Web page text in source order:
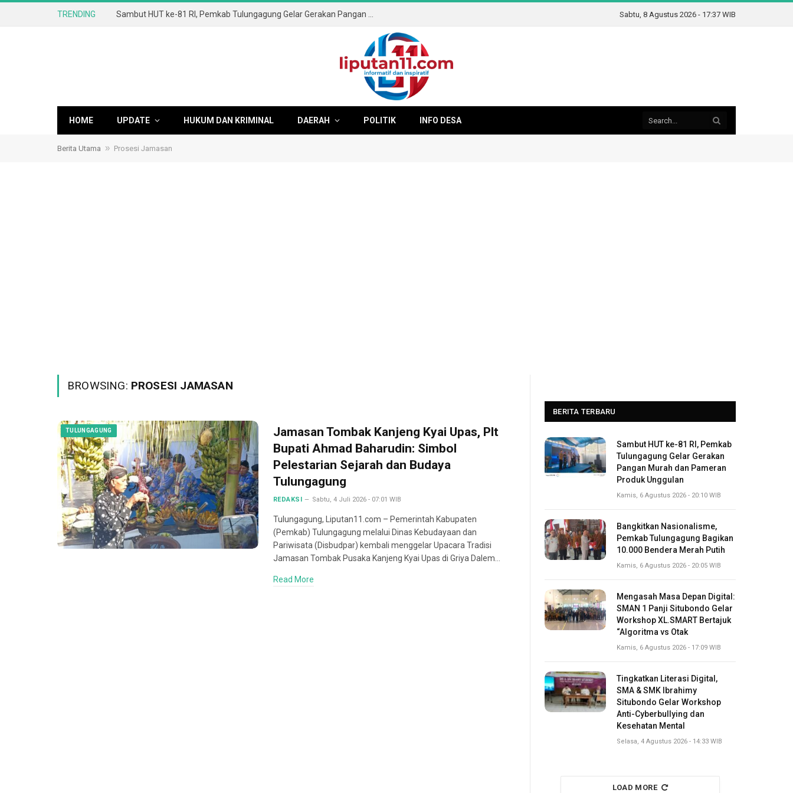
TRENDING Sabtu, 8 Agustus 2026 - 17:37 WIB
HOME UPDATE HUKUM DAN KRIMINAL DAERAH POLITIK INFO DESA
Berita Utama » Prosesi Jamasan
BROWSING: PROSESI JAMASAN
TULUNGAGUNG
Jamasan Tombak Kanjeng Kyai Upas, Plt
Bupati Ahmad Baharudin: Simbol
Pelestarian Sejarah dan Budaya
Tulungagung
REDAKSI Sabtu, 4 Juli 2026 - 07:01 WIB
Tulungagung, Liputan11.com – Pemerintah Kabupaten
(Pemkab) Tulungagung melalui Dinas Kebudayaan dan
Pariwisata (Disbudpar) kembali menggelar Upacara Tradisi
Jamasan Tombak Pusaka Kanjeng Kyai Upas di Griya Dalem…
Read More
BERITA TERBARU
Sambut HUT ke-81 RI, Pemkab
Tulungagung Gelar Gerakan
Pangan Murah dan Pameran
Produk Unggulan
Kamis, 6 Agustus 2026 - 20:10 WIB
Bangkitkan Nasionalisme,
Pemkab Tulungagung Bagikan
10.000 Bendera Merah Putih
Kamis, 6 Agustus 2026 - 20:05 WIB
Mengasah Masa Depan Digital:
SMAN 1 Panji Situbondo Gelar
Workshop XL.SMART Bertajuk
“Algoritma vs Otak
Kamis, 6 Agustus 2026 - 17:09 WIB
Tingkatkan Literasi Digital,
SMA & SMK Ibrahimy
Situbondo Gelar Workshop
Anti-Cyberbullying dan
Kesehatan Mental
Selasa, 4 Agustus 2026 - 14:33 WIB
LOAD MORE